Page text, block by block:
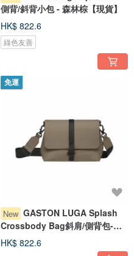
側背/斜背小包 - 森林棕【現貨】
HK$ 822.6
綠色友善
免運
New GASTON LUGA Splash
Crossbody Bag斜肩/側背包-森
林棕
HK$ 822.6